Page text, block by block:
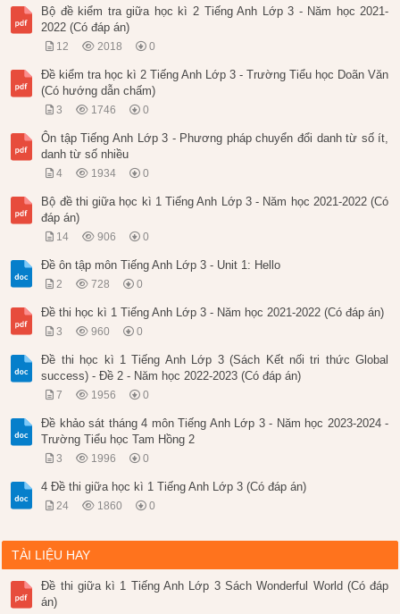
Bộ đề kiểm tra giữa học kì 2 Tiếng Anh Lớp 3 - Năm học 2021-
2022 (Có đáp án)
12 2018 0
Đề kiểm tra học kì 2 Tiếng Anh Lớp 3 - Trường Tiểu học Doãn Văn
(Có hướng dẫn chấm)
3 1746 0
Ôn tập Tiếng Anh Lớp 3 - Phương pháp chuyển đổi danh từ số ít,
danh từ số nhiều
4 1934 0
Bộ đề thi giữa học kì 1 Tiếng Anh Lớp 3 - Năm học 2021-2022 (Có
đáp án)
14 906 0
Đề ôn tập môn Tiếng Anh Lớp 3 - Unit 1: Hello
2 728 0
Đề thi học kì 1 Tiếng Anh Lớp 3 - Năm học 2021-2022 (Có đáp án)
3 960 0
Đề thi học kì 1 Tiếng Anh Lớp 3 (Sách Kết nối tri thức Global
success) - Đề 2 - Năm học 2022-2023 (Có đáp án)
7 1956 0
Đề khảo sát tháng 4 môn Tiếng Anh Lớp 3 - Năm học 2023-2024 -
Trường Tiểu học Tam Hồng 2
3 1996 0
4 Đề thi giữa học kì 1 Tiếng Anh Lớp 3 (Có đáp án)
24 1860 0
TÀI LIỆU HAY
Đề thi giữa kì 1 Tiếng Anh Lớp 3 Sách Wonderful World (Có đáp
án)